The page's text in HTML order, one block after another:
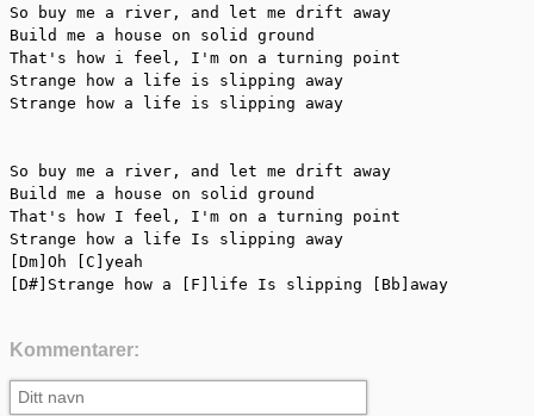
So buy me a river, and let me drift away
Build me a house on solid ground
That's how i feel, I'm on a turning point
Strange how a life is slipping away
Strange how a life is slipping away
So buy me a river, and let me drift away
Build me a house on solid ground
That's how I feel, I'm on a turning point
Strange how a life Is slipping away
[Dm]Oh [C]yeah
[D#]Strange how a [F]life Is slipping [Bb]away
Kommentarer: